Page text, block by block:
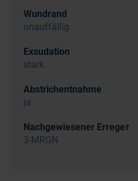
Wundrand
unauffällig
Exsudation
stark
Abstrichentnahme
ja
Nachgewiesener Erreger
3-MRGN